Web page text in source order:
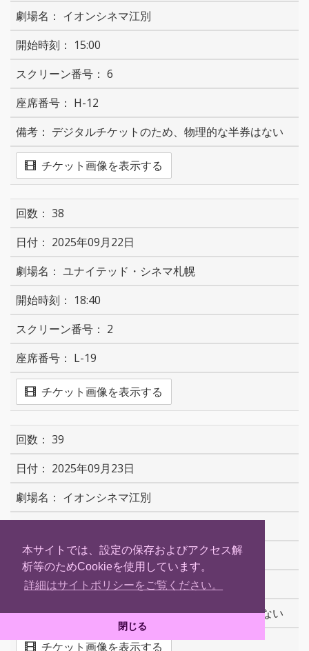
本サイトでは、設定の保存およびアクセス解
析等のためCookieを使用しています。
詳細はサイトポリシーをご覧ください。
閉じる
イオンシネマ江別
15:00
6
H-12
デジタルチケットのため、物理的な半券はない
チケット画像を表示する
38
2025年09月22日
ユナイテッド・シネマ札幌
18:40
2
L-19
チケット画像を表示する
39
2025年09月23日
イオンシネマ江別
2
H-12
デジタルチケットのため、物理的な半券はない
チケット画像を表示する